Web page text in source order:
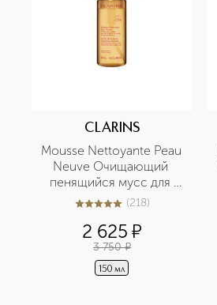
CLARINS
Mousse Nettoyante Peau
Neuve Очищающий
пенящийся мусс для
любого типа кожи
5из 5218 (218)
2 625 ¤
3 750 ¤
150 мл